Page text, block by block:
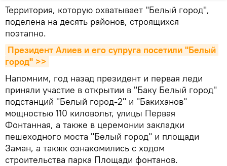
Территория, которую охватывает "Белый город",
поделена на десять районов, строящихся
поэтапно.
Президент Алиев и его супруга посетили "Белый
город" >>
Напомним, год назад президент и первая леди
приняли участие в открытии в "Баку Белый город"
подстанций "Белый город-2" и "Бакиханов"
мощностью 110 киловольт, улицы Первая
Фонтанная, а также в церемонии закладки
пешеходного моста "Белый город" и площади
Заман, а такжк ознакомились с ходом
строительства парка Площади фонтанов.